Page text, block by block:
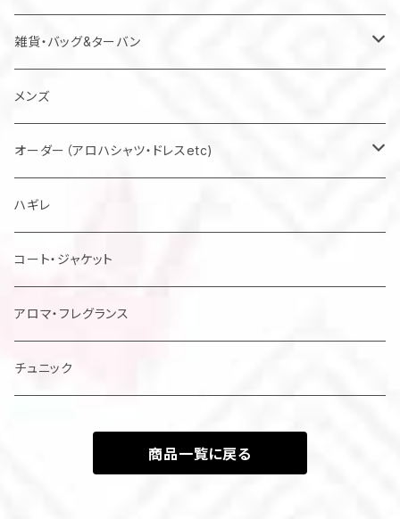
雑貨・バッグ&ターバン
バッグ
マスク
メンズ
オーダー（アロハシャツ・ドレスetc)
メンズアロハシャツ他
レディスドレス・シャツ他
ハギレ
コート・ジャケット
アロマ・フレグランス
チュニック
商品一覧に戻る